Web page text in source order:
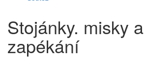
Stojánky. misky a
zapékání